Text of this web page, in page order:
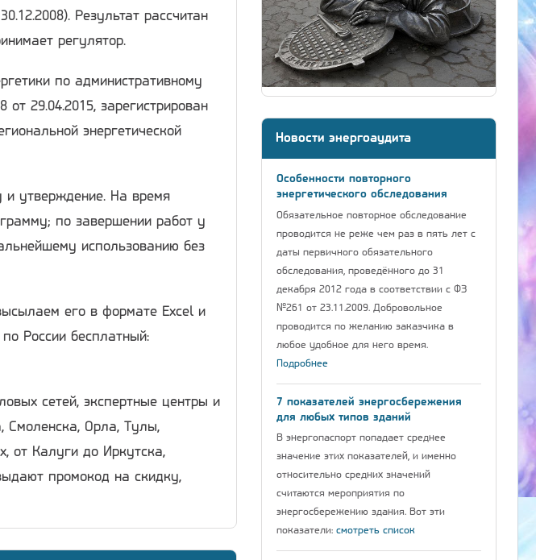
Результат рассчитан
регулятор.
по административному
29.04.2015, зарегистрирован
энергетической
и утверждение. На время
по завершении работ у
использованию без
его в формате Excel и
России бесплатный:
сетей, экспертные центры и
Смоленска, Орла, Тулы,
от Калуги до Иркутска,
промокод на скидку,
Новости энергоаудита
Особенности повторного
энергетического обследования
Обязательное повторное обследование
проводится не реже чем раз в пять лет с
даты первичного обязательного
обследования, проведённого до 31
декабря 2012 года в соответствии с ФЗ
№261 от 23.11.2009. Добровольное
проводится по желанию заказчика в
любое удобное для него время.
Подробнее
7 показателей энергосбережения
для любых типов зданий
В энергопаспорт попадает среднее
значение этих показателей, и именно
относительно средних значений
считаются мероприятия по
энергосбережению здания. Вот эти
показатели: смотреть список